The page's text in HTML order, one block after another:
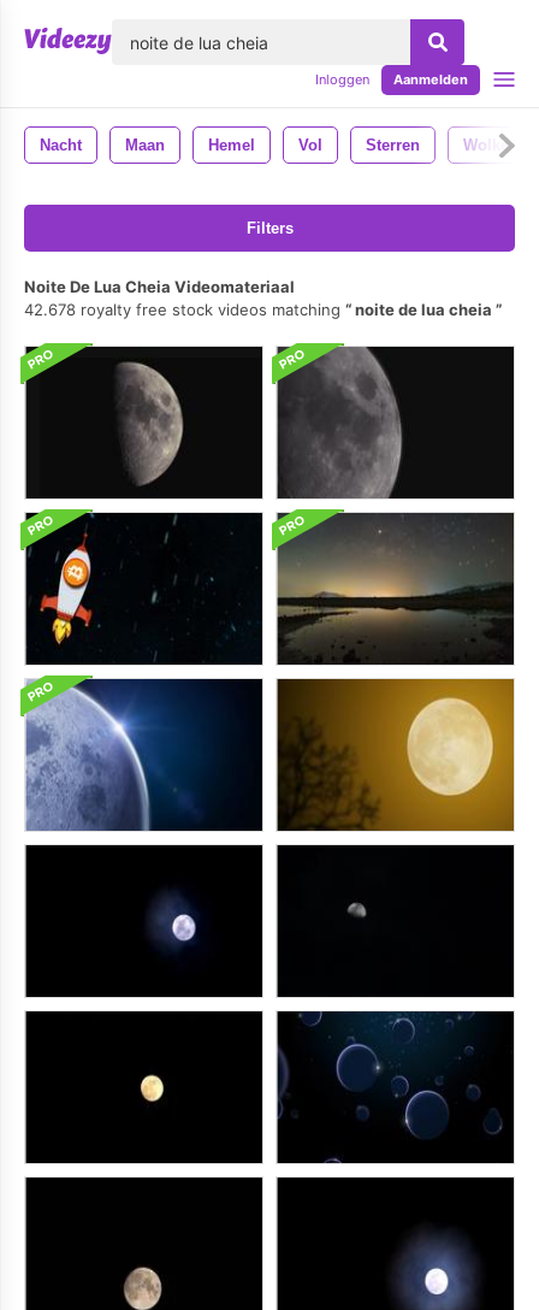
Inloggen Aanmelden
Nacht Maan Hemel Vol Sterren Wolken
Filters
Noite De Lua Cheia Videomateriaal
42.678 royalty free stock videos matching
noite de lua cheia